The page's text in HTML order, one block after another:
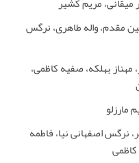
مقدم، واله طاهری، نرگس
کر، مهناز بهلکه، صفیه کاظمی،
کر، نرگس اصفهانی نیا، فاطمه